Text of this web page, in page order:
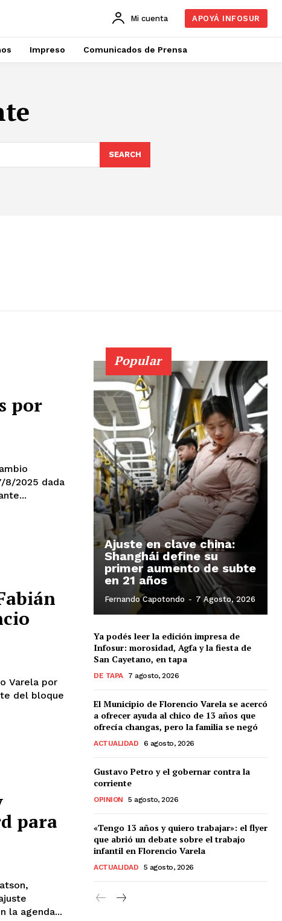
Mi cuenta APOYÁ INFOSUR
Impreso Comunicados de Prensa
SEARCH
por
8/2025 dada
Varela por
del bloque
para
la agenda...
Popular
Ajuste en clave china:
Shanghái define su
primer aumento de subte
en 21 años
Fernando Capotondo - 7 Agosto, 2026
Ya podés leer la edición impresa de
Infosur: morosidad, Agfa y la fiesta de
San Cayetano, en tapa
DE TAPA 7 agosto, 2026
El Municipio de Florencio Varela se acercó
a ofrecer ayuda al chico de 13 años que
ofrecía changas, pero la familia se negó
ACTUALIDAD 6 agosto, 2026
Gustavo Petro y el gobernar contra la
corriente
OPINION 5 agosto, 2026
«Tengo 13 años y quiero trabajar»: el flyer
que abrió un debate sobre el trabajo
infantil en Florencio Varela
ACTUALIDAD 5 agosto, 2026